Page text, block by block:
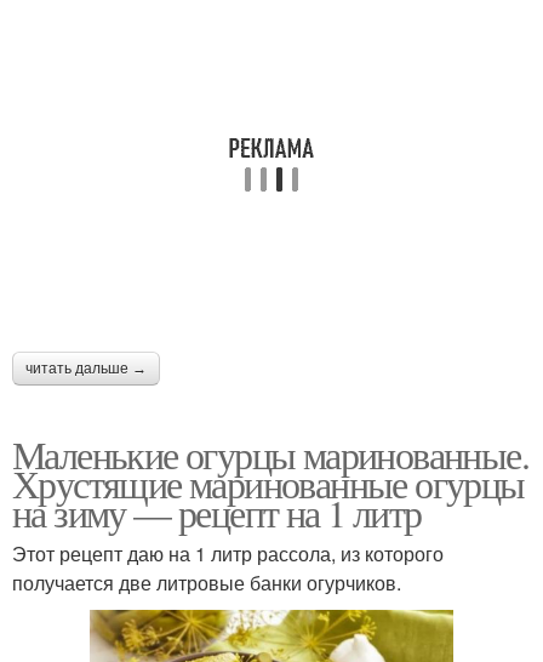
читать дальше →
Маленькие огурцы маринованные.
Хрустящие маринованные огурцы
на зиму — рецепт на 1 литр
Этот рецепт даю на 1 литр рассола, из которого
получается две литровые банки огурчиков.